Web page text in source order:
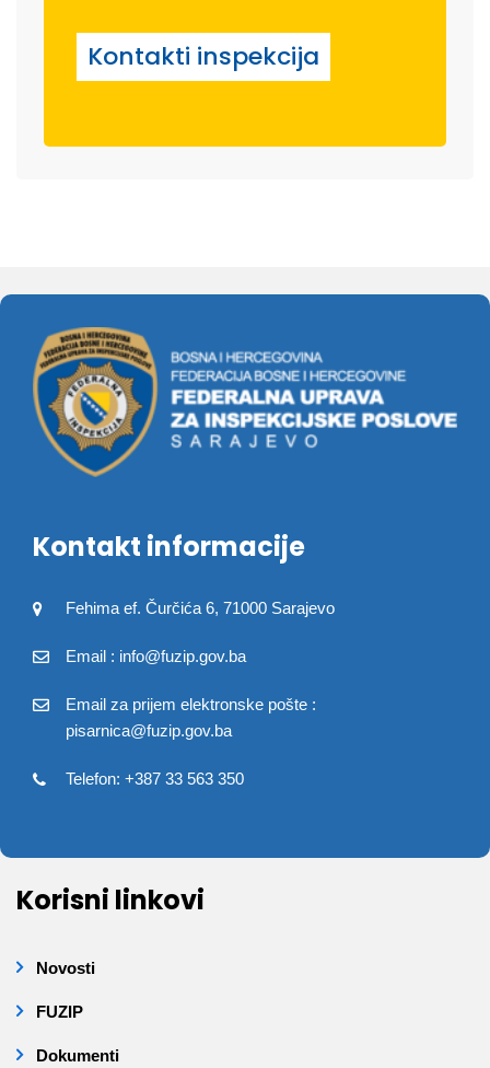
Kontakti inspekcija
Kontakt informacije
Fehima ef. Čurčića 6, 71000 Sarajevo
Email : info@fuzip.gov.ba
Email za prijem elektronske pošte :
pisarnica@fuzip.gov.ba
Telefon: +387 33 563 350
Korisni linkovi
Novosti
FUZIP
Dokumenti